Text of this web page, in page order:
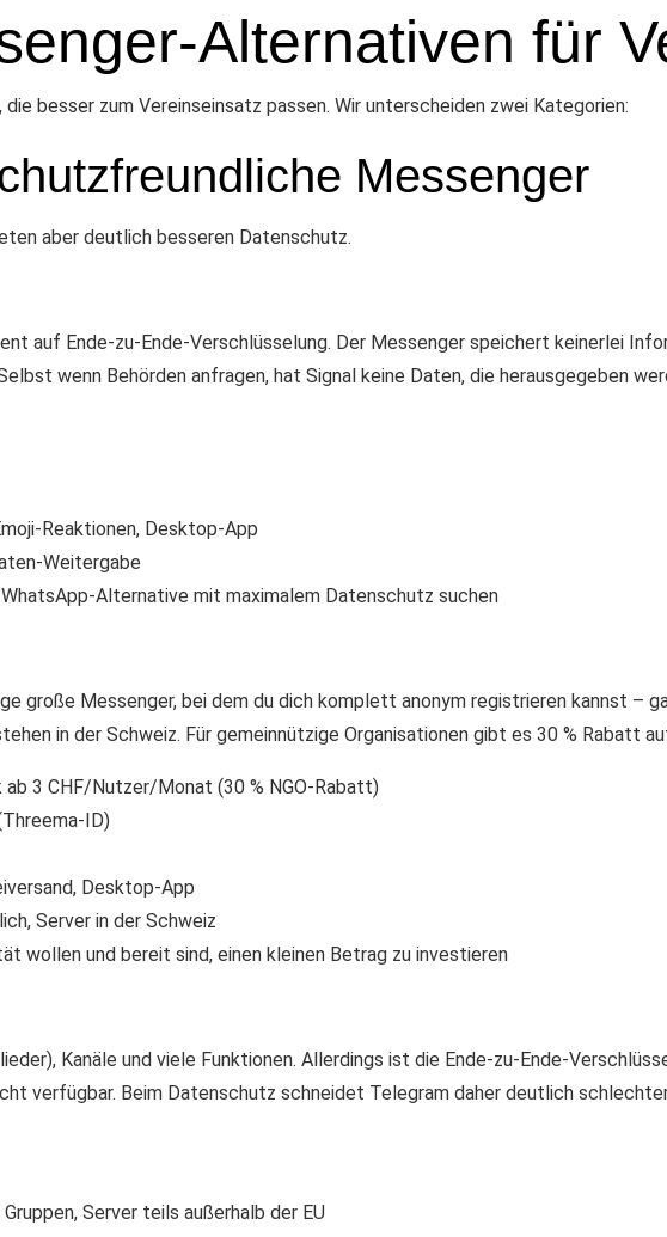
Alternativen für
besser zum Vereinseinsatz passen. Wir unterscheiden zwei Kategorien:
Messenger
aber deutlich besseren Datenschutz.
auf Ende-zu-Ende-Verschlüsselung. Der Messenger speichert keinerlei
wenn Behörden anfragen, hat Signal keine Daten, die herausgegeben
Reaktionen, Desktop-App
Weitergabe
Alternative mit maximalem Datenschutz suchen
große Messenger, bei dem du dich komplett anonym registrieren kannst –
in der Schweiz. Für gemeinnützige Organisationen gibt es 30 % Rabatt
3 CHF/Nutzer/Monat (30 % NGO-Rabatt)
ID)
Desktop-App
Server in der Schweiz
wollen und bereit sind, einen kleinen Betrag zu investieren
Kanäle und viele Funktionen. Allerdings ist die Ende-zu-Ende-
verfügbar. Beim Datenschutz schneidet Telegram daher deutlich
Server teils außerhalb der EU